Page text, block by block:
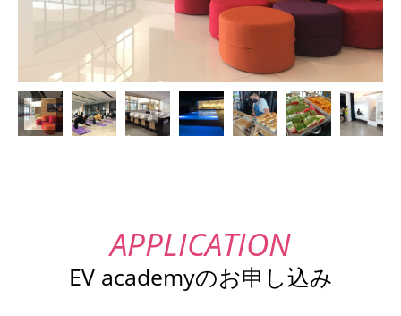
EV academyのお申し込み